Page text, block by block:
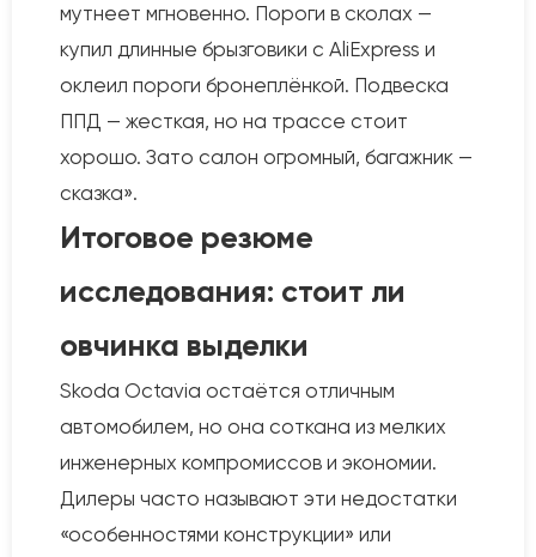
мутнеет мгновенно. Пороги в сколах —
купил длинные брызговики с AliExpress и
оклеил пороги бронеплёнкой. Подвеска
ППД — жесткая, но на трассе стоит
хорошо. Зато салон огромный, багажник —
сказка».
Итоговое резюме
исследования: стоит ли
овчинка выделки
Skoda Octavia остаётся отличным
автомобилем, но она соткана из мелких
инженерных компромиссов и экономии.
Дилеры часто называют эти недостатки
«особенностями конструкции» или